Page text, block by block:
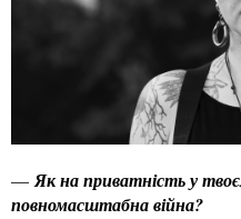
—Як на приватність у
повномасштабна війна?